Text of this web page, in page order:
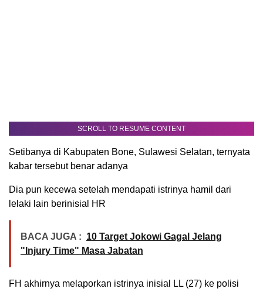
SCROLL TO RESUME CONTENT
Setibanya di Kabupaten Bone, Sulawesi Selatan, ternyata
kabar tersebut benar adanya
Dia pun kecewa setelah mendapati istrinya hamil dari
lelaki lain berinisial HR
BACA JUGA : 10 Target Jokowi Gagal Jelang
"Injury Time" Masa Jabatan
FH akhirnya melaporkan istrinya inisial LL (27) ke polisi